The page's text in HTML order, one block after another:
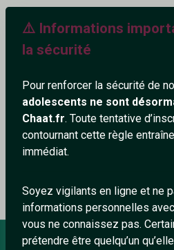
⚠️ Informations
la sécurité
Pour renforcer la sécurité de
adolescents ne sont
Chaat.fr. Toute tentative
contournant cette règle
immédiat.
Soyez vigilants en ligne et ne
informations personnelles
vous ne connaissez pas.
prétendre être quelqu’un
604+
Ajouter un commentaire (0)
Le profil n'a pas encore de